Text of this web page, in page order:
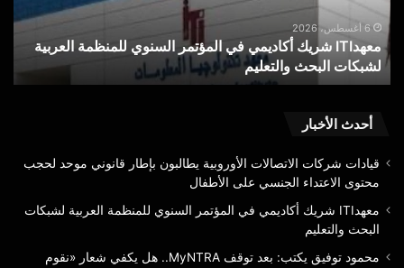
للمنظمة
العربية
لشبكات
البحث
والتعليم
6 أغسطس، 2026
معهدITI شريك أكاديمي في المؤتمر السنوي للمنظمة العربية
لشبكات البحث والتعليم
أحدث الأخبار
قيادات شركات الاتصالات الأوروبية يطالبون بإطار قانوني موحد لحجب
محتوى الاعتداء الجنسي على الأطفال
معهدITI شريك أكاديمي في المؤتمر السنوي للمنظمة العربية لشبكات
البحث والتعليم
محمود توفيق يكتب: بعد توقف MyNTRA.. هل يكفي شعار «نقوم